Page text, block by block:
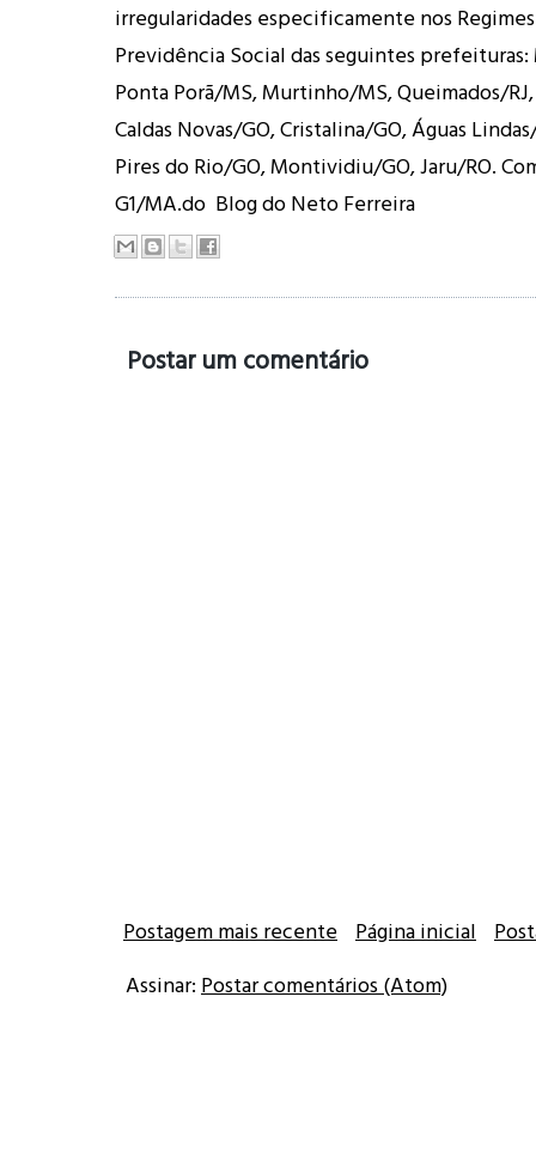
irregularidades especificamente nos
Previdência Social das seguintes prefeituras:
Ponta Porã/MS, Murtinho/MS, Queimados/
Caldas Novas/GO, Cristalina/GO, Águas
Pires do Rio/GO, Montividiu/GO, Jaru/RO.
G1/MA.do Blog do Neto Ferreira
Postar um comentário
Postagem mais recente Página inicial
Assinar: Postar comentários (Atom)